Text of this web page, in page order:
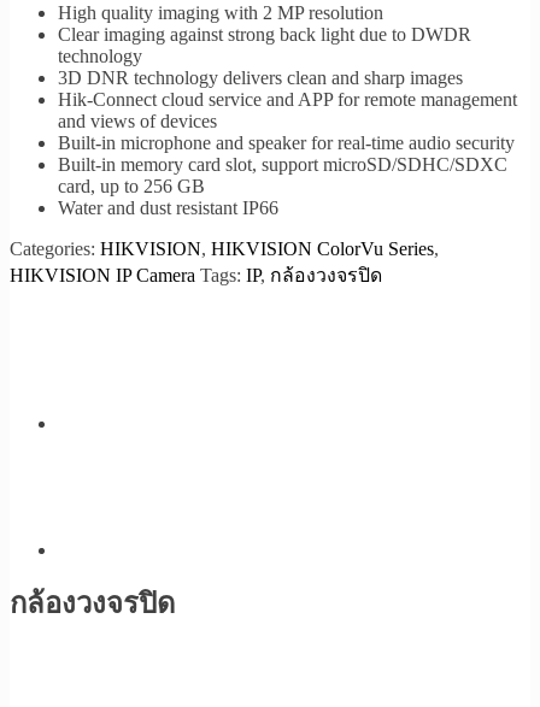
High quality imaging with 2 MP resolution
Clear imaging against strong back light due to DWDR
technology
3D DNR technology delivers clean and sharp images
Hik-Connect cloud service and APP for remote management
and views of devices
Built-in microphone and speaker for real-time audio security
Built-in memory card slot, support microSD/SDHC/SDXC
card, up to 256 GB
Water and dust resistant IP66
Categories: HIKVISION, HIKVISION ColorVu Series,
HIKVISION IP Camera Tags: IP, กล้องวงจรปิด
กล้องวงจรปิด